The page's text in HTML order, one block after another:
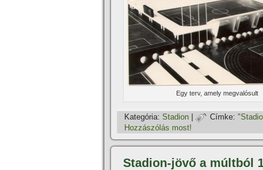
Egy terv, amely megvalósult
Kategória: Stadion Címke:
Hozzászólás most!
Stadion-jövő a múltból